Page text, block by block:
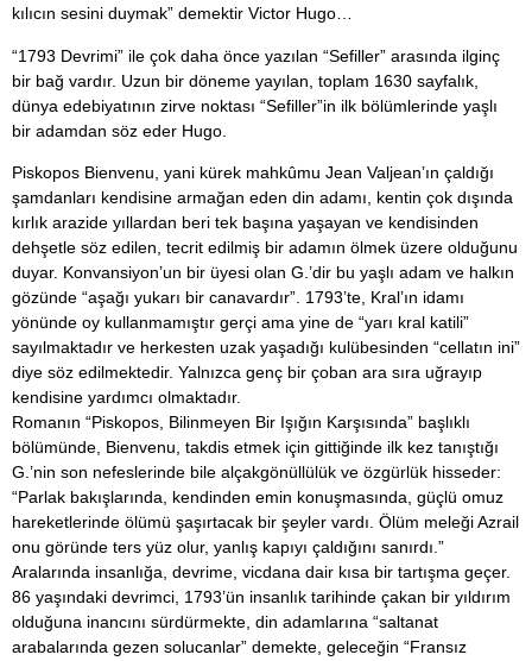
kılıcın sesini duymak” demektir Victor Hugo…
“1793 Devrimi” ile çok daha önce yazılan “Sefiller” arasında ilginç
bir bağ vardır. Uzun bir döneme yayılan, toplam 1630 sayfalık,
dünya edebiyatının zirve noktası “Sefiller”in ilk bölümlerinde yaşlı
bir adamdan söz eder Hugo.
Piskopos Bienvenu, yani kürek mahkûmu Jean Valjean’ın çaldığı
şamdanları kendisine armağan eden din adamı, kentin çok dışında
kırlık arazide yıllardan beri tek başına yaşayan ve kendisinden
dehşetle söz edilen, tecrit edilmiş bir adamın ölmek üzere olduğunu
duyar. Konvansiyon’un bir üyesi olan G.’dir bu yaşlı adam ve halkın
gözünde “aşağı yukarı bir canavardır”. 1793’te, Kral’ın idamı
yönünde oy kullanmamıştır gerçi ama yine de “yarı kral katili”
sayılmaktadır ve herkesten uzak yaşadığı kulübesinden “cellatın ini”
diye söz edilmektedir. Yalnızca genç bir çoban ara sıra uğrayıp
kendisine yardımcı olmaktadır.
Romanın “Piskopos, Bilinmeyen Bir Işığın Karşısında” başlıklı
bölümünde, Bienvenu, takdis etmek için gittiğinde ilk kez tanıştığı
G.’nin son nefeslerinde bile alçakgönüllülük ve özgürlük hisseder:
“Parlak bakışlarında, kendinden emin konuşmasında, güçlü omuz
hareketlerinde ölümü şaşırtacak bir şeyler vardı. Ölüm meleği Azrail
onu göründe ters yüz olur, yanlış kapıyı çaldığını sanırdı.”
Aralarında insanlığa, devrime, vicdana dair kısa bir tartışma geçer.
86 yaşındaki devrimci, 1793’ün insanlık tarihinde çakan bir yıldırım
olduğuna inancını sürdürmekte, din adamlarına “saltanat
arabalarında gezen solucanlar” demekte, geleceğin “Fransız